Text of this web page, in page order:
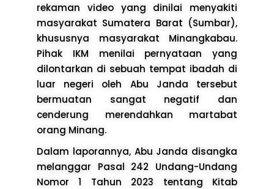
rekaman video yang dinilai menyakiti
masyarakat Sumatera Barat (Sumbar),
khususnya masyarakat Minangkabau.
Pihak IKM menilai pernyataan yang
dilontarkan di sebuah tempat ibadah di
luar negeri oleh Abu Janda tersebut
bermuatan sangat negatif dan
cenderung merendahkan martabat
orang Minang.
Dalam laporannya, Abu Janda disangka
melanggar Pasal 242 Undang-Undang
Nomor 1 Tahun 2023 tentang Kitab